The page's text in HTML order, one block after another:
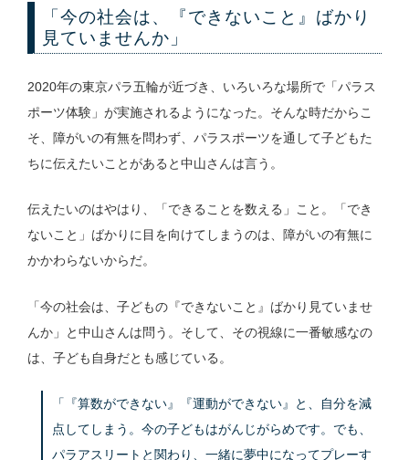
「今の社会は、『できないこと』ばかり
見ていませんか」
2020年の東京パラ五輪が近づき、いろいろな場所で「パラス
ポーツ体験」が実施されるようになった。そんな時だからこ
そ、障がいの有無を問わず、パラスポーツを通して子どもた
ちに伝えたいことがあると中山さんは言う。
伝えたいのはやはり、「できることを数える」こと。「でき
ないこと」ばかりに目を向けてしまうのは、障がいの有無に
かかわらないからだ。
「今の社会は、子どもの『できないこと』ばかり見ていませ
んか」と中山さんは問う。そして、その視線に一番敏感なの
は、子ども自身だとも感じている。
「『算数ができない』『運動ができない』と、自分を減
点してしまう。今の子どもはがんじがらめです。でも、
パラアスリートと関わり、一緒に夢中になってプレーす